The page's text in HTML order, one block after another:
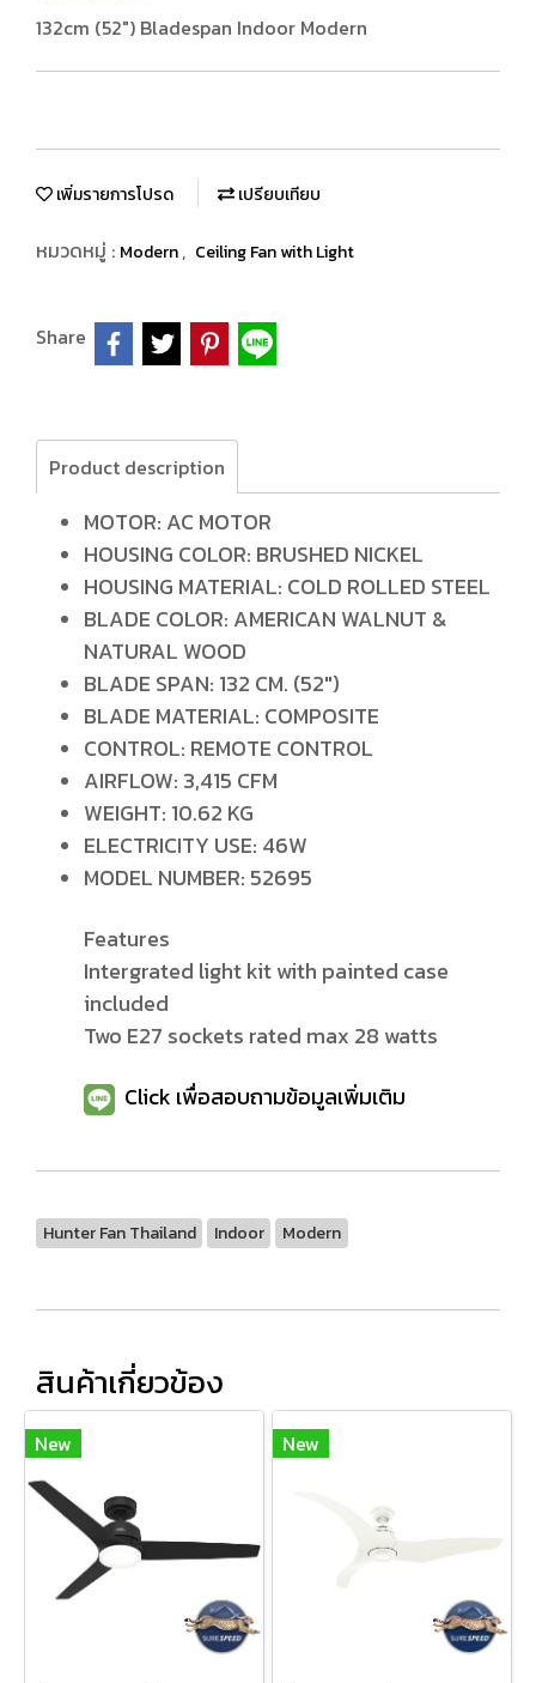
132cm (52") Bladespan Indoor Modern
เพิ่มรายการโปรด เปรียบเทียบ
หมวดหมู่ : Modern, Ceiling Fan with Light
Share
Product description
MOTOR: AC MOTOR
HOUSING COLOR: BRUSHED NICKEL
HOUSING MATERIAL: COLD ROLLED STEEL
BLADE COLOR: AMERICAN WALNUT &
NATURAL WOOD
BLADE SPAN: 132 CM. (52")
BLADE MATERIAL: COMPOSITE
CONTROL: REMOTE CONTROL
AIRFLOW: 3,415 CFM
WEIGHT: 10.62 KG
ELECTRICITY USE: 46W
MODEL NUMBER: 52695
Features
Intergrated light kit with painted case
included
Two E27 sockets rated max 28 watts
Click เพื่อสอบถามข้อมูลเพิ่มเติม
Hunter Fan Thailand Indoor Modern
สินค้าเกี่ยวข้อง
New New